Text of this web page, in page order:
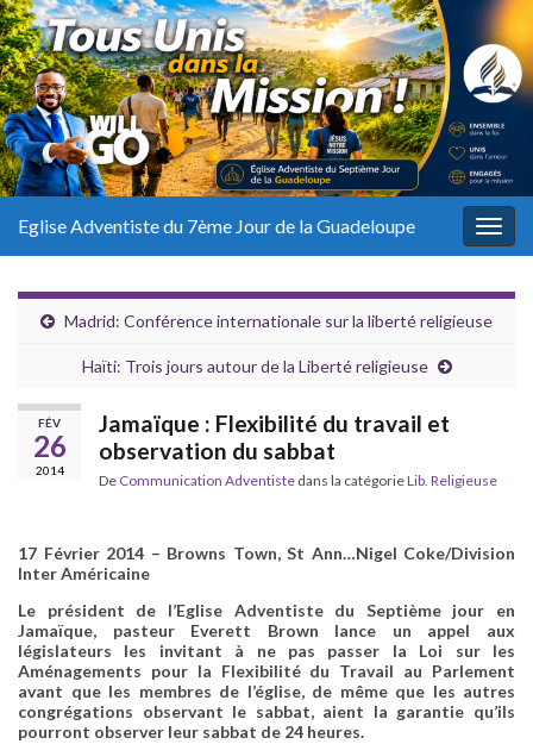
Eglise Adventiste du 7ème Jour de la Guadeloupe
Madrid: Conférence internationale sur la liberté religieuse
Haïti: Trois jours autour de la Liberté religieuse
FÉV
26
2014
Jamaïque : Flexibilité du travail et
observation du sabbat
De Communication Adventiste dans la catégorieLib. Religieuse
17 Février 2014 – Browns Town, St Ann…Nigel Coke/Division
Inter Américaine
Le président de l’Eglise Adventiste du Septième jour en
Jamaïque, pasteur Everett Brown lance un appel aux
législateurs les invitant à ne pas passer la Loi sur les
Aménagements pour la Flexibilité du Travail au Parlement
avant que les membres de l’église, de même que les autres
congrégations observant le sabbat, aient la garantie qu’ils
pourront observer leur sabbat de 24 heures.